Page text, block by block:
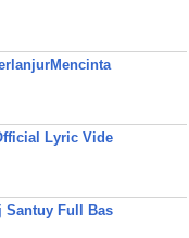
Lyric Vide
Santuy Full Bas